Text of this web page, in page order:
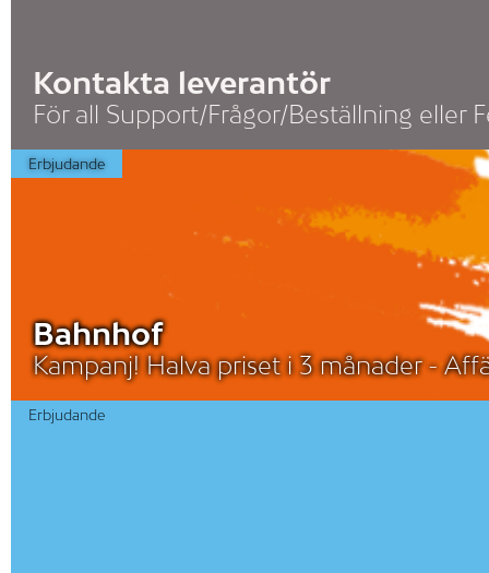
Kontakta leverantör
För all Support/Frågor/Beställning eller
Erbjudande
Bahnhof
Kampanj! Halva priset i 3 månader -
Erbjudande